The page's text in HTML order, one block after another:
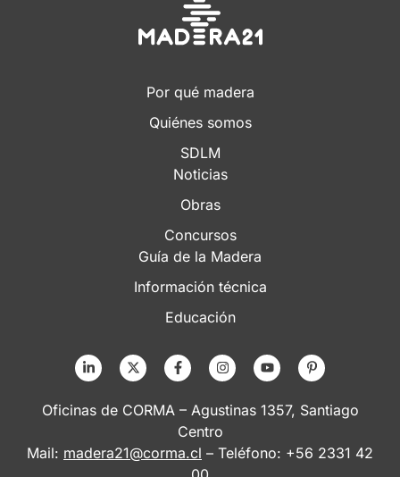
Por qué madera
Quiénes somos
SDLM
Noticias
Obras
Concursos
Guía de la Madera
Información técnica
Educación
Oficinas de CORMA – Agustinas 1357, Santiago
Centro
Mail: madera21@corma.cl – Teléfono: +56 2331 42